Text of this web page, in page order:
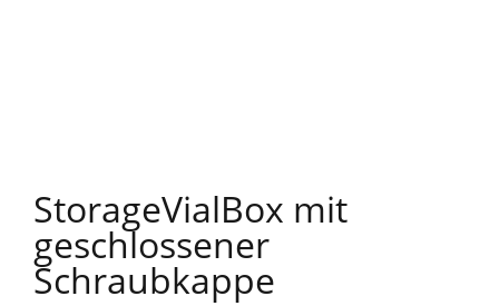
StorageVialBox mit
geschlossener
Schraubkappe